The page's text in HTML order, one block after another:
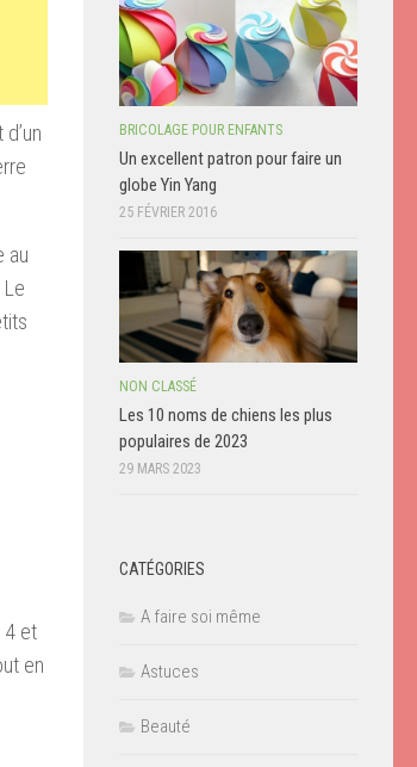
au
4 et
en
BRICOLAGE POUR ENFANTS
Un excellent patron pour faire un
globe Yin Yang
25 FÉVRIER 2016
NON CLASSÉ
Les 10 noms de chiens les plus
populaires de 2023
29 MARS 2023
CATÉGORIES
A faire soi même
Astuces
Beauté